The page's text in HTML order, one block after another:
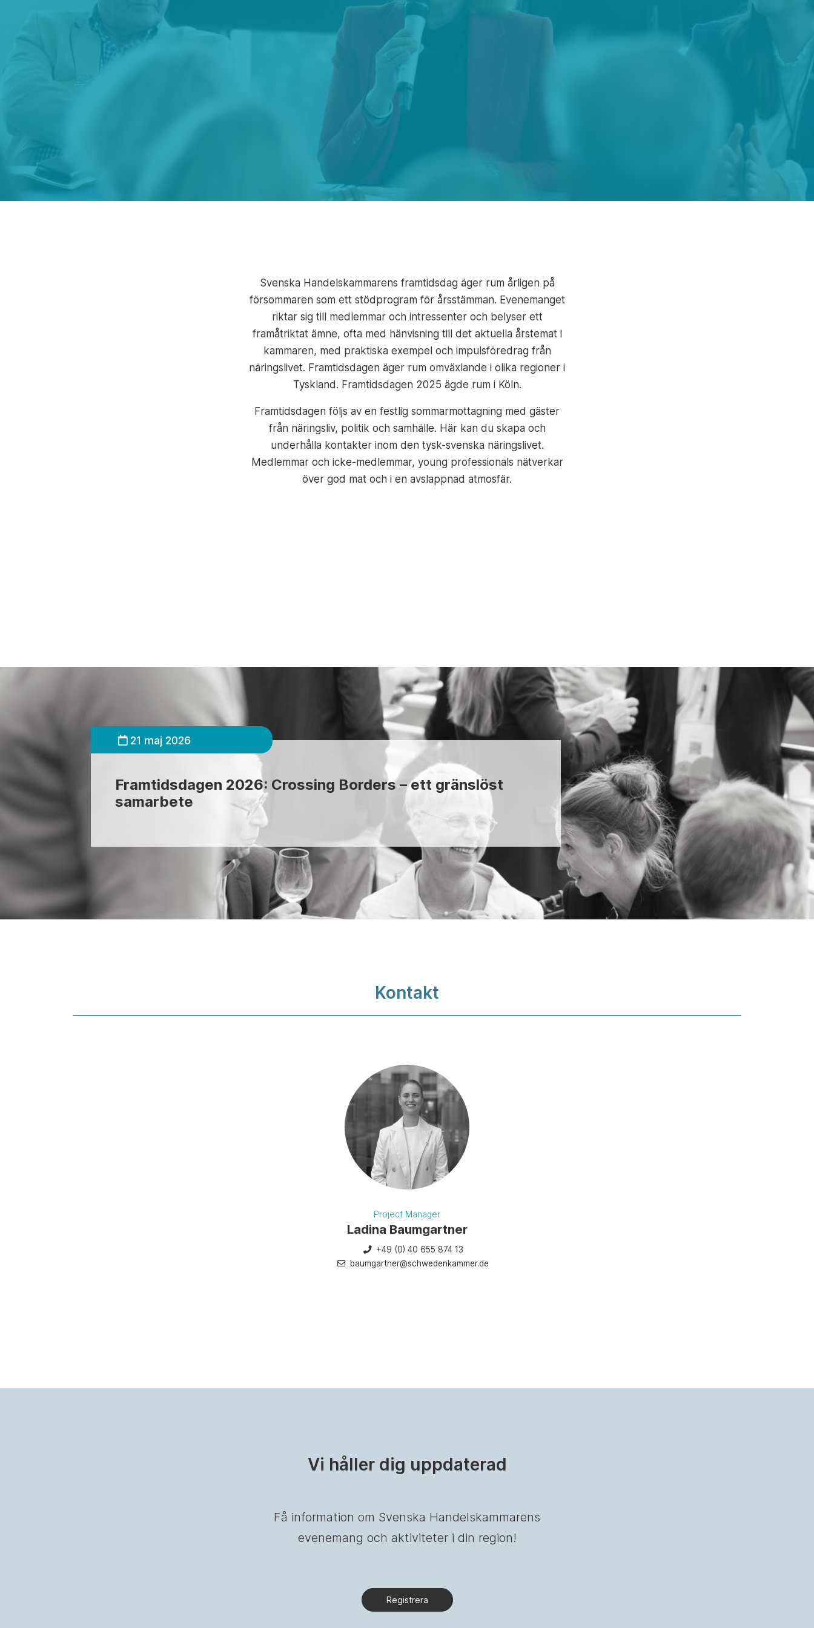
Svenska Handelskammarens framtidsdag äger rum årligen på
försommaren som ett stödprogram för årsstämman. Evenemanget
riktar sig till medlemmar och intressenter och belyser ett
framåtriktat ämne, ofta med hänvisning till det aktuella årstemat i
kammaren, med praktiska exempel och impulsföredrag från
näringslivet. Framtidsdagen äger rum omväxlande i olika regioner i
Tyskland. Framtidsdagen 2025 ägde rum i Köln.
Framtidsdagen följs av en festlig sommarmottagning med gäster
från näringsliv, politik och samhälle. Här kan du skapa och
underhålla kontakter inom den tysk-svenska näringslivet.
Medlemmar och icke-medlemmar, young professionals nätverkar
över god mat och i en avslappnad atmosfär.
21 maj 2026
Framtidsdagen 2026: Crossing Borders – ett gränslöst
samarbete
Kontakt
Project Manager
Ladina Baumgartner
+49 (0) 40 655 874 13
baumgartner@schwedenkammer.de
Vi håller dig uppdaterad
Få information om Svenska Handelskammarens
evenemang och aktiviteter i din region!
Registrera